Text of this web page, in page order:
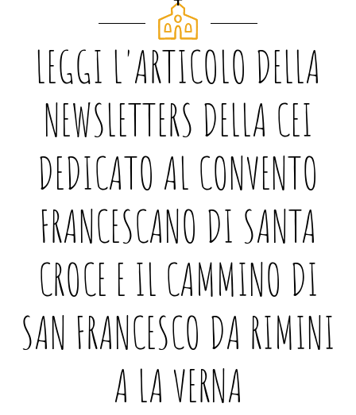
LEGGI L'ARTICOLO DELLA
NEWSLETTERS DELLA CEI
DEDICATO AL CONVENTO
FRANCESCANO DI SANTA
CROCE E IL CAMMINO DI
SAN FRANCESCO DA RIMINI
A LA VERNA